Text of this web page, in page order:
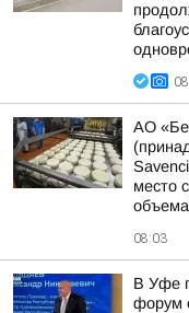
АО
место
08:03
В Уфе
форум